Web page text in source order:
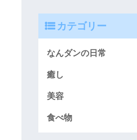
カテゴリー
なんダンの日常
癒し
美容
食べ物